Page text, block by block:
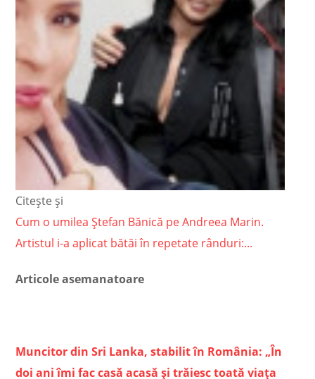
Citește și
Cum o umilea Ștefan Bănică pe Andreea Marin.
Artistul i-a aplicat bătăi în repetate rânduri:...
Articole asemanatoare
Muncitor din Sri Lanka, stabilit în România: „În
doi ani îmi fac casă acasă și trăiesc toată viața